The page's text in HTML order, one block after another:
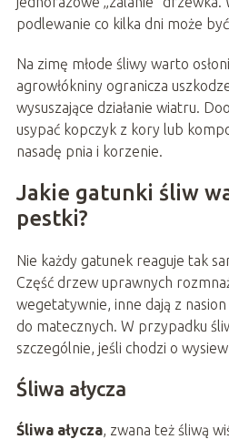
podlewanie co kilka dni może
Na zimę młode śliwy warto
agrowłókniny ogranicza
wysuszające działanie wiatru.
usypać kopczyk z kory lub
nasadę pnia i korzenie.
Jakie gatunki śliw
pestki?
Nie każdy gatunek reaguje tak
Część drzew uprawnych
wegetatywnie, inne dają z
do matecznych. W przypadku
szczególnie, jeśli chodzi o
Śliwa ałycza
Śliwa ałycza, zwana też śliwą